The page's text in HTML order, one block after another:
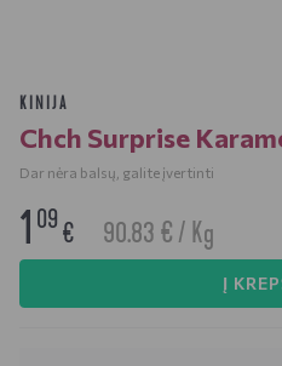
KINIJA
Chch Surprise
Dar nėra balsų, galite įvertinti
1 09€ 90.83 € / Kg
Į